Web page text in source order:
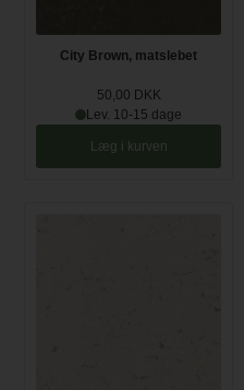
City Brown, matslebet
50,00 DKK
Lev. 10-15 dage
Læg i kurven